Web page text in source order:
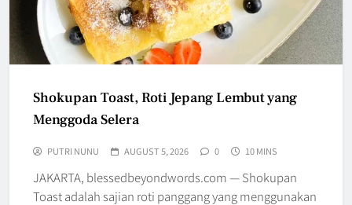
Shokupan Toast, Roti Jepang Lembut yang
Menggoda Selera
PUTRI NUNU AUGUST 5, 2026 0 10 MINS
JAKARTA, blessedbeyondwords.com — Shokupan
Toast adalah sajian roti panggang yang menggunakan